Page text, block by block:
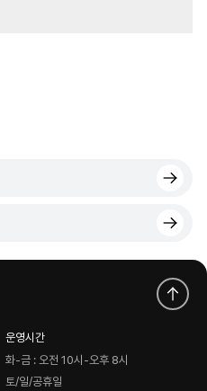
운영시간
화-금 : 오전 10시-오후 8시
토/일/공휴일